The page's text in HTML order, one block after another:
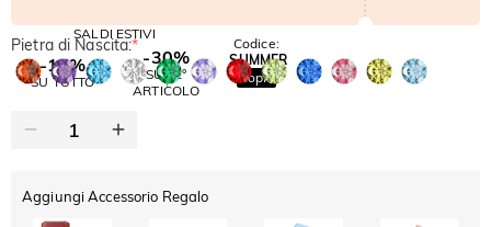
SALDI ESTIVI
-10%
SU TUTTO
-30%
SUL 2°
ARTICOLO
Codice:
SUMMER
Copia
Pietra di Nascita:*
Aggiungi Accessorio Regalo